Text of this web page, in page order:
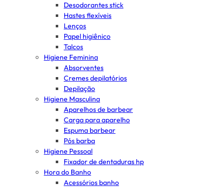
Desodorantes stick
Hastes flexíveis
Lenços
Papel higiênico
Talcos
Higiene Feminina
Absorventes
Cremes depilatórios
Depilação
Higiene Masculina
Aparelhos de barbear
Carga para aparelho
Espuma barbear
Pós barba
Higiene Pessoal
Fixador de dentaduras hp
Hora do Banho
Acessórios banho